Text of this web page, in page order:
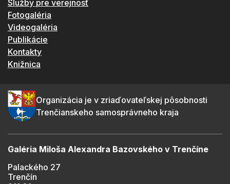
Služby pre verejnosť
Fotogaléria
Videogaléria
Publikácie
Kontakty
Knižnica
Organizácia je v zriaďovateľskej pôsobnosti
Trenčianskeho samosprávneho kraja
Galéria Miloša Alexandra Bazovského v Trenčíne
Palackého 27
Trenčín